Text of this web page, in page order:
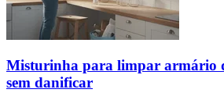
Misturinha para limpar armário
sem danificar